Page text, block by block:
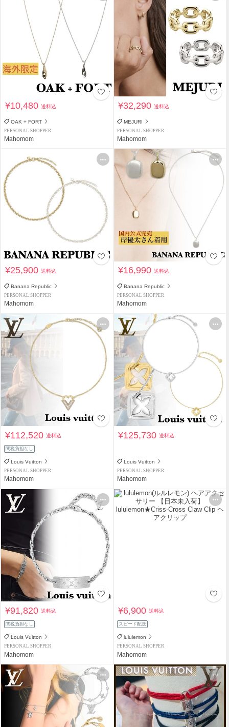
¥10,480送料込
OAK + FORT
PERSONAL SHOPPER
Mahomom
¥32,290送料込
MEJURI
PERSONAL SHOPPER
Mahomom
¥25,900送料込
Banana Republic
PERSONAL SHOPPER
Mahomom
¥16,990送料込
Banana Republic
PERSONAL SHOPPER
Mahomom
¥112,520送料込
関税負担なし
Louis Vuitton
PERSONAL SHOPPER
Mahomom
¥125,730送料込
Louis Vuitton
PERSONAL SHOPPER
Mahomom
¥91,820送料込
関税負担なし
Louis Vuitton
PERSONAL SHOPPER
Mahomom
¥6,900送料込
スピード配送
lululemon
PERSONAL SHOPPER
Mahomom